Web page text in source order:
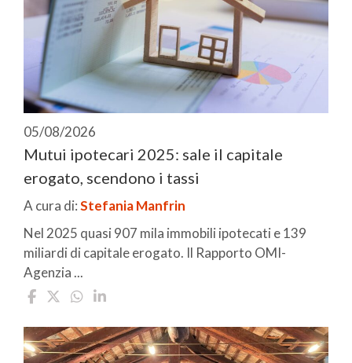
05/08/2026
Mutui ipotecari 2025: sale il capitale
erogato, scendono i tassi
A cura di:Stefania Manfrin
Nel 2025 quasi 907 mila immobili ipotecati e 139
miliardi di capitale erogato. Il Rapporto OMI-
Agenzia ...